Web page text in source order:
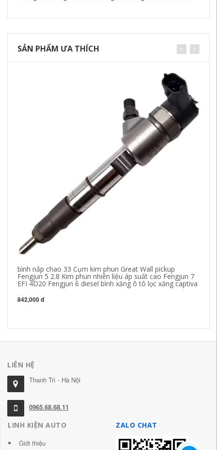
SẢN PHẨM ƯA THÍCH
bình nắp chao 33 Cụm kim phun Great Wall pickup
Fengjun 5 2.8 Kim phun nhiên liệu áp suất cao Fengjun 7
EFI 4D20 Fengjun 6 diesel bình xăng ô tô lọc xăng captiva
842,000 đ
LIÊN HỆ
Thanh Trì - Hà Nội
0965.68.68.11
LINH KIỆN AUTO
Giới thiệu
ZALO CHAT